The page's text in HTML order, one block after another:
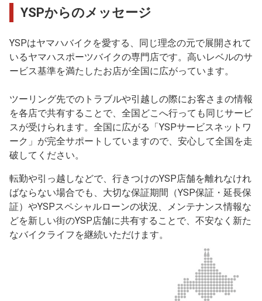
YSPからのメッセージ
YSPはヤマハバイクを愛する、同じ理念の元で展開されて
いるヤマハスポーツバイクの専門店です。高いレベルのサ
ービス基準を満たしたお店が全国に広がっています。
ツーリング先でのトラブルや引越しの際にお客さまの情報
を各店で共有することで、全国どこへ行っても同じサービ
スが受けられます。全国に広がる「YSPサービスネットワ
ーク」が完全サポートしていますので、安心して全国を走
破してください。
転勤や引っ越しなどで、行きつけのYSP店舗を離れなけれ
ばならない場合でも、大切な保証期間（YSP保証・延長保
証）やYSPスペシャルローンの状況、メンテナンス情報な
どを新しい街のYSP店舗に共有することで、不安なく新た
なバイクライフを継続いただけます。